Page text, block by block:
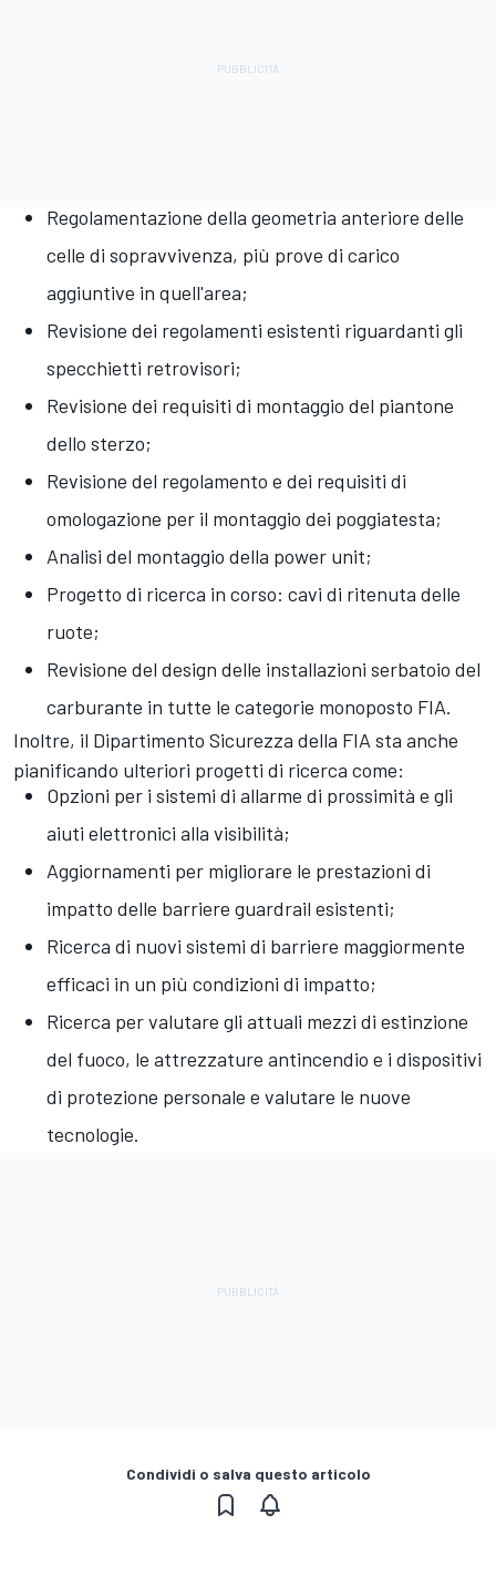
Regolamentazione della geometria anteriore delle
celle di sopravvivenza, più prove di carico
aggiuntive in quell'area;
Revisione dei regolamenti esistenti riguardanti gli
specchietti retrovisori;
Revisione dei requisiti di montaggio del piantone
dello sterzo;
Revisione del regolamento e dei requisiti di
omologazione per il montaggio dei poggiatesta;
Analisi del montaggio della power unit;
Progetto di ricerca in corso: cavi di ritenuta delle
ruote;
Revisione del design delle installazioni serbatoio del
carburante in tutte le categorie monoposto FIA.
Inoltre, il Dipartimento Sicurezza della FIA sta anche
pianificando ulteriori progetti di ricerca come:
Opzioni per i sistemi di allarme di prossimità e gli
aiuti elettronici alla visibilità;
Aggiornamenti per migliorare le prestazioni di
impatto delle barriere guardrail esistenti;
Ricerca di nuovi sistemi di barriere maggiormente
efficaci in un più condizioni di impatto;
Ricerca per valutare gli attuali mezzi di estinzione
del fuoco, le attrezzature antincendio e i dispositivi
di protezione personale e valutare le nuove
tecnologie.
Condividi o salva questo articolo